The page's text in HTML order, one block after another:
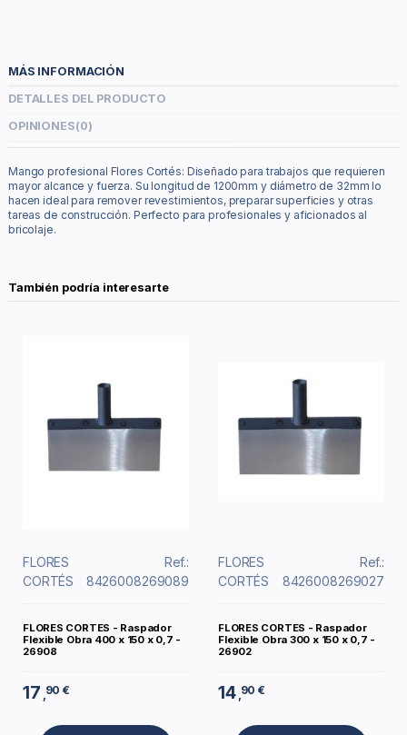
MÁS INFORMACIÓN
DETALLES DEL PRODUCTO
OPINIONES(0)
Mango profesional Flores Cortés: Diseñado para trabajos que requieren
mayor alcance y fuerza. Su longitud de 1200mm y diámetro de 32mm lo
hacen ideal para remover revestimientos, preparar superficies y otras
tareas de construcción. Perfecto para profesionales y aficionados al
bricolaje.
También podría interesarte
FLORES
CORTÉS
Ref.:
8426008269089
FLORES CORTES - Raspador
Flexible Obra 400 x 150 x 0,7 -
26908
17 90 €
FLORES
CORTÉS
Ref.:
8426008269027
FLORES CORTES - Raspador
Flexible Obra 300 x 150 x 0,7 -
26902
14 90 €